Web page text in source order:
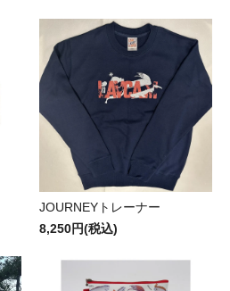
JOURNEYトレーナー
8,250円(税込)